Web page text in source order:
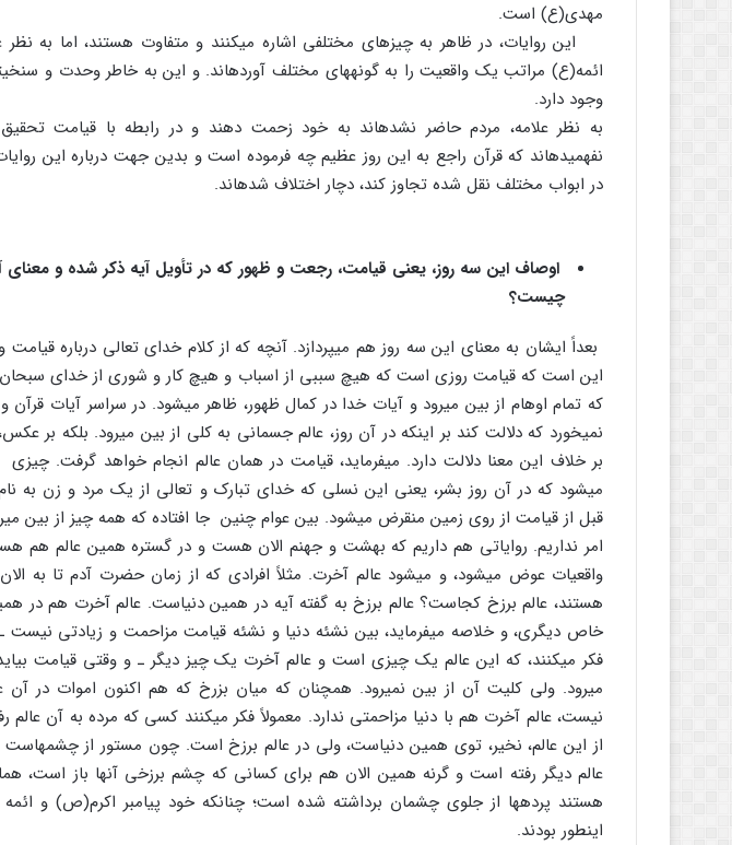
مهدی(ع) است.
این روایات، در ظاهر به چیزهای مختلفی اشاره می‏کنند و متفاوت هستند، اما به
ائمه(ع) مراتب یک واقعیت را به گونه‏های مختلف آورده‏اند. و این به خاطر وحدت و
وجود دارد.
به نظر علامه، مردم حاضر نشده‏اند به خود زحمت دهند و در رابطه با قیامت
در ابواب مختلف نقل شده تجاوز کند، دچار اختلاف شده‏اند.
اوصاف این سه روز، یعنی قیامت، رجعت و ظهور که در تأویل آیه ذکر شده و معنای
چیست؟
بعداً ایشان به معنای این سه روز هم می‏پردازد. آنچه که از کلام خدای تعالی درباره
این است که قیامت روزی است که هیچ سببی از اسباب و هیچ کار و شوری از خدای
که تمام اوهام از بین می‏رود و آیات خدا در کمال ظهور، ظاهر می‏شود. در سراسر آیات
نمی‏خورد که دلالت کند بر اینکه در آن روز، عالم جسمانی به کلی از بین می‏رود. بلکه بر
بر خلاف این معنا دلالت دارد. می‏فرماید، قیامت در همان عالم انجام خواهد گرفت.
می‏شود که در آن روز بشر، یعنی این نسلی که خدای تبارک و تعالی از یک مرد و زن به
قبل از قیامت از روی زمین منقرض می‏شود. بین عوام چنین جا افتاده که همه چیز از بین
امر نداریم. روایاتی هم داریم که بهشت و جهنم الان هست و در گستره همین عالم هم
واقعیات عوض می‏شود، و می‏شود عالم آخرت. مثلاً افرادی که از زمان حضرت آدم تا به الان
هستند، عالم برزخ کجاست؟ عالم برزخ به گفته آیه در همین دنیاست. عالم آخرت هم در
خاص دیگری، و خلاصه می‏فرماید، بین نشئه دنیا و نشئه قیامت مزاحمت و زیادتی نیست
فکر می‏کنند، که این عالم یک چیزی است و عالم آخرت یک چیز دیگر ـ و وقتی قیامت
می‏رود. ولی کلیت آن از بین نمی‏رود. همچنان که میان بزرخ که هم اکنون اموات در آن
نیست، عالم آخرت هم با دنیا مزاحمتی ندارد. معمولاً فکر می‏کنند کسی که مرده به آن عالم
از این عالم، نخیر، توی همین دنیاست، ولی در عالم برزخ است. چون مستور از
عالم دیگر رفته است و گرنه همین الان هم برای کسانی که چشم برزخی آنها باز است،
هستند پرده‏ها از جلوی چشمان برداشته شده است؛ چنانکه خود پیامبر اکرم(ص) و ائمه
اینطور بودند.